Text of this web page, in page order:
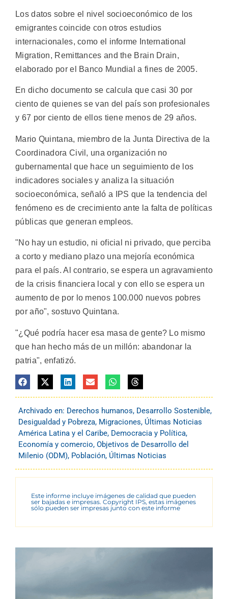
Los datos sobre el nivel socioeconómico de los
emigrantes coincide con otros estudios
internacionales, como el informe International
Migration, Remittances and the Brain Drain,
elaborado por el Banco Mundial a fines de 2005.
En dicho documento se calcula que casi 30 por
ciento de quienes se van del país son profesionales
y 67 por ciento de ellos tiene menos de 29 años.
Mario Quintana, miembro de la Junta Directiva de la
Coordinadora Civil, una organización no
gubernamental que hace un seguimiento de los
indicadores sociales y analiza la situación
socioeconómica, señaló a IPS que la tendencia del
fenómeno es de crecimiento ante la falta de políticas
públicas que generan empleos.
"No hay un estudio, ni oficial ni privado, que perciba
a corto y mediano plazo una mejoría económica
para el país. Al contrario, se espera un agravamiento
de la crisis financiera local y con ello se espera un
aumento de por lo menos 100.000 nuevos pobres
por año", sostuvo Quintana.
"¿Qué podría hacer esa masa de gente? Lo mismo
que han hecho más de un millón: abandonar la
patria", enfatizó.
Archivado en: Derechos humanos, Desarrollo Sostenible,
Desigualdad y Pobreza, Migraciones, Últimas Noticias
América Latina y el Caribe, Democracia y Política,
Economía y comercio, Objetivos de Desarrollo del
Milenio (ODM), Población, Últimas Noticias
Este informe incluye imágenes de calidad que pueden
ser bajadas e impresas. Copyright IPS, estas imágenes
sólo pueden ser impresas junto con este informe